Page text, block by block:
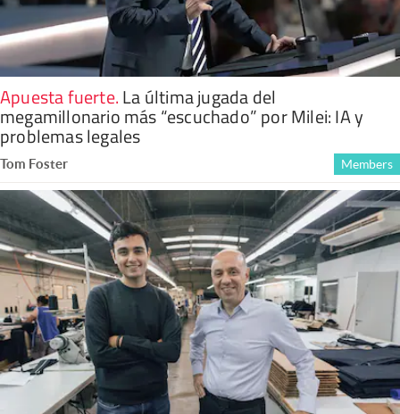
Apuesta fuerte.La última jugada del
megamillonario más “escuchado” por Milei: IA y
problemas legales
Tom Foster Members